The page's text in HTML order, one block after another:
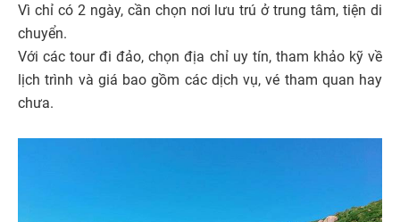
Vì chỉ có 2 ngày, cần chọn nơi lưu trú ở trung tâm, tiện di
chuyển.
Với các tour đi đảo, chọn địa chỉ uy tín, tham khảo kỹ về
lịch trình và giá bao gồm các dịch vụ, vé tham quan hay
chưa.